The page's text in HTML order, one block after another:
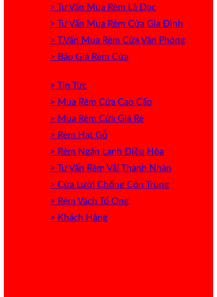
> Tư Vấn Mua Rèm Lá Dọc
> Tư Vấn Mua Rèm Cửa Gia Đình
> T.Vấn Mua Rèm Cửa Văn Phòng
> Báo Giá Rèm Cửa
> Tin Tức
> Mua Rèm Cửa Cao Cấp
> Mua Rèm Cửa Giá Rẻ
> Rèm Hạt Gỗ
> Rèm Ngăn Lạnh Điều Hòa
> Tư Vấn Rèm Vải Thanh Nhàn
> Cửa Lưới Chống Côn Trùng
> Rèm Vách Tổ Ong
> Khách Hàng